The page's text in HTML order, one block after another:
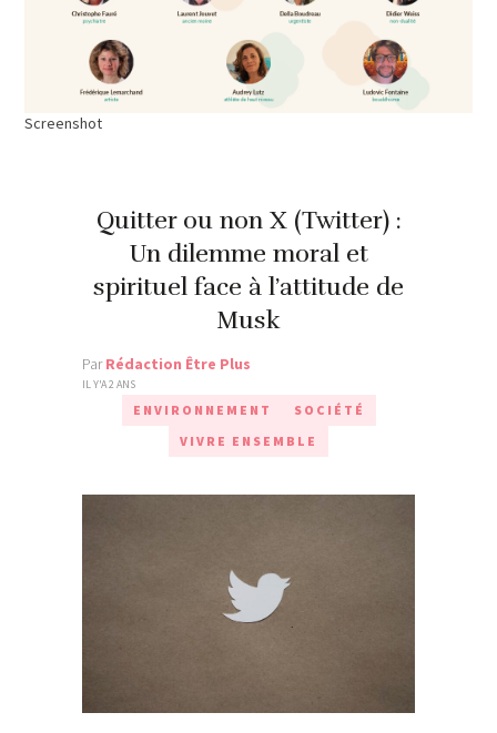
Screenshot
Quitter ou non X (Twitter) :
Un dilemme moral et
spirituel face à l’attitude de
Musk
ParRédaction Être Plus
IL Y'A 2 ANS
ENVIRONNEMENT
SOCIÉTÉ
VIVRE ENSEMBLE